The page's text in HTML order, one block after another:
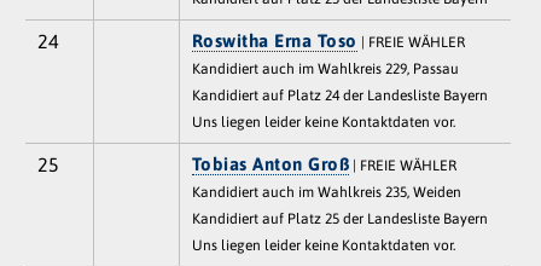
24 Roswitha Erna Toso
| FREIE WÄHLER
Kandidiert auch im Wahlkreis 229, Passau
Kandidiert auf Platz 24 der Landesliste Bayern
Uns liegen leider keine Kontaktdaten vor.
25 Tobias Anton Groß | FREIE WÄHLER
Kandidiert auch im Wahlkreis 235, Weiden
Kandidiert auf Platz 25 der Landesliste Bayern
Uns liegen leider keine Kontaktdaten vor.